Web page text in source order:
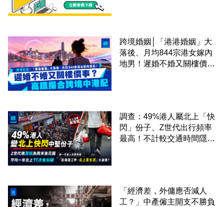
跨境婚姻│「港港婚姻」大
落後、月均844宗港女嫁內
地男！遲婚不婚又關樓價
調查：49%港人屬北上「快
閃」份子、Z世代出行頻率
最高！不計較交通時間隱形
「經濟差，外傭應否減人
工？」中產僱主開支不勝負